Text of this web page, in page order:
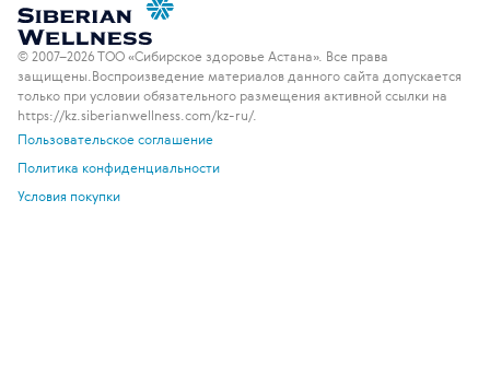
© 2007–2026 ТОО «Сибирское здоровье Астана». Все права
защищены. Воспроизведение материалов данного сайта допускается
только при условии обязательного размещения активной ссылки на
https://kz.siberianwellness.com/kz-ru/.
Пользовательское соглашение
Политика конфиденциальности
Условия покупки